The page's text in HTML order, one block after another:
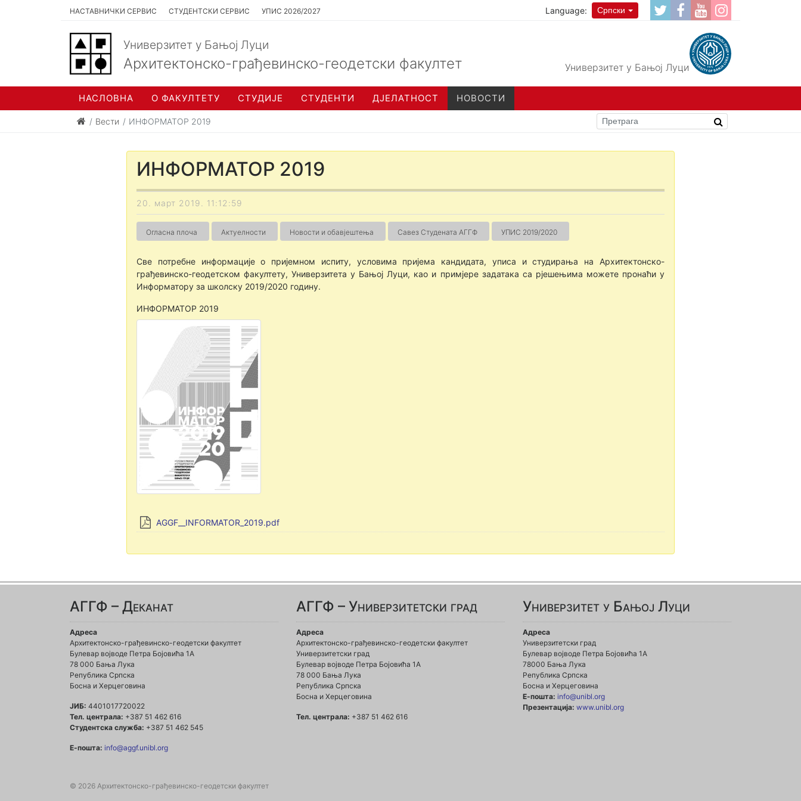
НАСТАВНИЧКИ СЕРВИС СТУДЕНТСКИ СЕРВИС УПИС 2026/2027 Language: Српски
Универзитет у Бањој Луци
Архитектонско-грађевинско-геодетски факултет Универзитет у Бањој Луци
НАСЛОВНА О ФАКУЛТЕТУ СТУДИЈЕ СТУДЕНТИ ДЈЕЛАТНОСТ НОВОСТИ
Вести ИНФОРМАТОР 2019
ИНФОРМАТОР 2019
20. март 2019. 11:12:59
Огласна плоча Актуелности Новости и обавјештења Савез Студената АГГФ УПИС 2019/2020
Све потребне информације о пријемном испиту, условима пријема кандидата, уписа и студирања на Архитектонско-
грађевинско-геодетском факултету, Универзитета у Бањој Луци, као и примјере задатака са рјешењима можете пронаћи у
Информатору за школску 2019/2020 годину.
ИНФОРМАТОР 2019
AGGF__INFORMATOR_2019.pdf
АГГФ – Деканат
Адреса
Архитектонско-грађевинско-геодетски факултет
Булевар војводе Петра Бојовића 1A
78 000 Бања Лука
Република Српска
Босна и Херцеговина
ЈИБ: 4401017720022
Тел. централа: +387 51 462 616
Студентска служба: +387 51 462 545
Е-пошта: info@aggf.unibl.org
АГГФ – Универзитетски град
Адреса
Архитектонско-грађевинско-геодетски факултет
Универзитетски град
Булевар војводе Петра Бојовића 1A
78 000 Бања Лука
Република Српска
Босна и Херцеговина
Тел. централа: +387 51 462 616
Универзитет у Бањој Луци
Адреса
Универзитетски град
Булевар војводе Петра Бојовића 1А
78000 Бања Лука
Република Српска
Босна и Херцеговина
Е-пошта: info@unibl.org
Презентација: www.unibl.org
© 2026 Архитектонско-грађевинско-геодетски факултет